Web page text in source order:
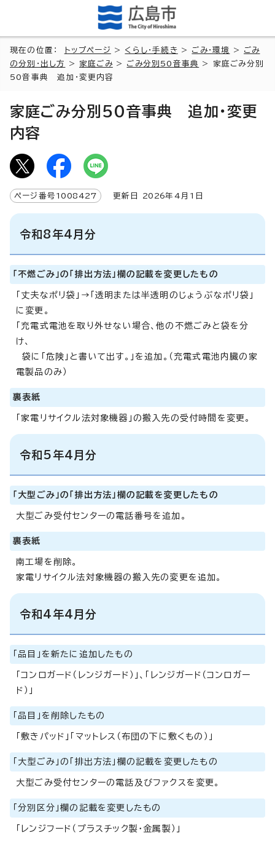
現在の位置： トップページ > くらし・手続き > ごみ・環境 > ごみ
の分別・出し方
> 家庭ごみ> ごみ分別50音事典
> 家庭ごみ分別
50音事典 追加・変更内容
家庭ごみ分別50音事典 追加・変更
内容
ページ番号 1008427 更新日 2026年4月1日
令和8年4月分
「不燃ごみ」の「排出方法」欄の記載を変更したもの
「丈夫なポリ袋」→「透明または半透明のじょうぶなポリ袋」
に変更。
「充電式電池を取り外せない場合、他の不燃ごみと袋を分
け、
袋に「危険」と書いて出す。」を追加。（充電式電池内臓の家
電製品のみ）
裏表紙
「家電リサイクル法対象機器」の搬入先の受付時間を変更。
令和5年4月分
「大型ごみ」の「排出方法」欄の記載を変更したもの
大型ごみ受付センターの電話番号を追加。
裏表紙
南工場を削除。
家電リサイクル法対象機器の搬入先の変更を追加。
令和4年4月分
「品目」を新たに追加したもの
「コンロガード（レンジガード）」、「レンジガード（コンロガー
ド）」
「品目」を削除したもの
「敷きパッド」「マットレス（布団の下に敷くもの）」
「大型ごみ」の「排出方法」欄の記載を変更したもの
大型ごみ受付センターの電話及びファクスを変更。
「分別区分」欄の記載を変更したもの
「レンジフード（プラスチック製・金属製）」